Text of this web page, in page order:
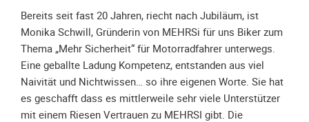
-
mit
in
Absenkung
Streckensicherung
Meldeformular
Bereits seit fast 20 Jahren, riecht nach Jubiläum, ist
Monika Schwill, Gründerin von MEHRSi für uns Biker zum
Thema „Mehr Sicherheit“ für Motorradfahrer unterwegs.
Eine geballte Ladung Kompetenz, entstanden aus viel
Naivität und Nichtwissen… so ihre eigenen Worte. Sie hat
es geschafft dass es mittlerweile sehr viele Unterstützer
mit einem Riesen Vertrauen zu MEHRSI gibt. Die